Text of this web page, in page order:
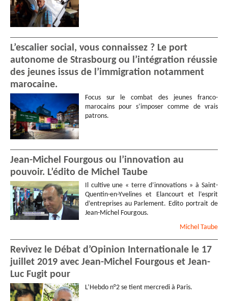
L’escalier social, vous connaissez ? Le port
autonome de Strasbourg ou l’intégration réussie
des jeunes issus de l’immigration notamment
marocaine.
Focus sur le combat des jeunes franco-
marocains pour s’imposer comme de vrais
patrons.
Jean-Michel Fourgous ou l’innovation au
pouvoir. L’édito de Michel Taube
Il cultive une « terre d’innovations » à Saint-
Quentin-en-Yvelines et Elancourt et l’esprit
d’entreprises au Parlement. Edito portrait de
Jean-Michel Fourgous.
Michel Taube
Revivez le Débat d’Opinion Internationale le 17
juillet 2019 avec Jean-Michel Fourgous et Jean-
Luc Fugit pour
L’Hebdo n°2 se tient mercredi à Paris.